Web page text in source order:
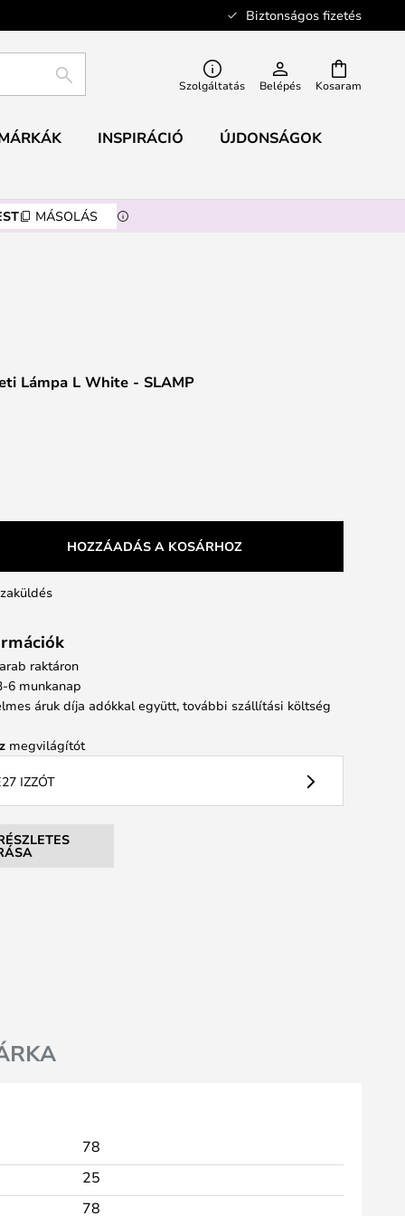
Biztonságos fizetés
Kosaram
KERESÉS Szolgáltatás Belépés
INSPIRÁCIÓ ÚJDONSÁGOK
MÁSOLÁS
Lámpa L White - SLAMP
HOZZÁADÁS A KOSÁRHOZ
raktáron
6 munkanap
áruk díja adókkal együtt, további szállítási költség
megvilágítót
IZZÓT
78
25
78